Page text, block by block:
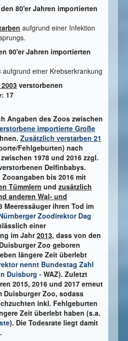
80'er Jahren importierten
aufgrund einer Infektion
90'er Jahren importierten
aufgrund einer Krebserkrankung
verstorbenen
17
Angaben des Zoos zwischen
importierte Große
Zusätzlich verstarben 21
Fehlgeburten) nach
1978 und 2016 zzgl.
Delfinbabys.
bis 2016 mit
Tümmlern und zusätzlich
anderen Wal- und
Meeressäuger ihren Tod im
Zoodirektor Dag
einer
im Jahr2013, dass von den
Zoo geboren
längere Zeit überlebt
nennt Bundestag Zahl
Duisburg - WAZ). Zuletzt
2015, 2016 und 2017 erneut
Duisburger Zoo, sodass
inkl. Fehlgeburten
Zeit überlebt haben (s.a.
). Die Todesrate liegt damit